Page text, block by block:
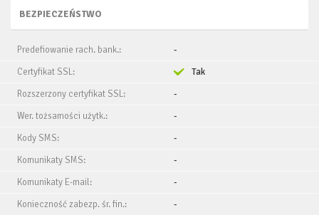
BEZPIECZEŃSTWO
Predefiowanie rach. bank.:
-
Certyfikat SSL:
Tak
Rozszerzony certyfikat SSL:
-
Wer. tożsamości użytk.:
-
Kody SMS:
-
Komunikaty SMS:
-
Komunikaty E-mail:
-
Konieczność zabezp. śr. fin.:
-